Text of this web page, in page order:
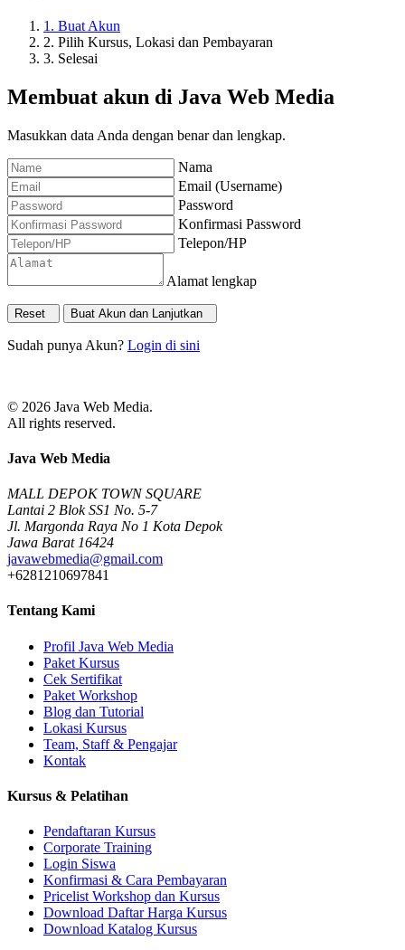
1. Buat Akun
2. Pilih Kursus, Lokasi dan Pembayaran
3. Selesai
Membuat akun di Java Web Media
Masukkan data Anda dengan benar dan lengkap.
Nama
Email (Username)
Password
Konfirmasi Password
Telepon/HP
Alamat lengkap
Reset Buat Akun dan Lanjutkan
Sudah punya Akun? Login di sini
© 2026 Java Web Media.
All rights reserved.
Java Web Media
MALL DEPOK TOWN SQUARE
Lantai 2 Blok SS1 No. 5-7
Jl. Margonda Raya No 1 Kota Depok
Jawa Barat 16424
javawebmedia@gmail.com
+6281210697841
Tentang Kami
Profil Java Web Media
Paket Kursus
Cek Sertifikat
Paket Workshop
Blog dan Tutorial
Lokasi Kursus
Team, Staff & Pengajar
Kontak
Kursus & Pelatihan
Pendaftaran Kursus
Corporate Training
Login Siswa
Konfirmasi & Cara Pembayaran
Pricelist Workshop dan Kursus
Download Daftar Harga Kursus
Download Katalog Kursus